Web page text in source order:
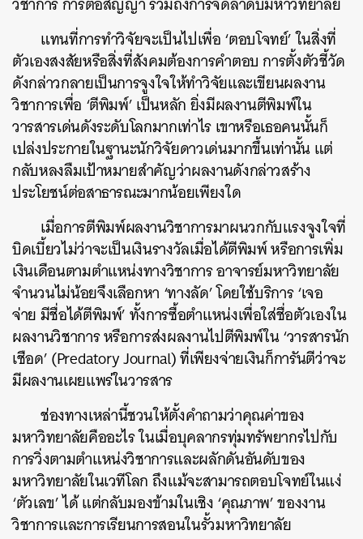
แทนที่การทำวิจัยจะเป็นไปเพื่อ ‘ตอบโจทย์’ ในสิ่งที่
ตัวเองสงสัยหรือสิ่งที่สังคมต้องการคำตอบ การตั้งตัวชี้วัด
ดังกล่าวกลายเป็นการจูงใจให้ทำวิจัยและเขียนผลงาน
วิชาการเพื่อ ‘ตีพิมพ์’ เป็นหลัก ยิ่งมีผลงานตีพิมพ์ใน
วารสารเด่นดังระดับโลกมากเท่าไร เขาหรือเธอคนนั้นก็
เปล่งประกายในฐานะนักวิจัยดาวเด่นมากขึ้นเท่านั้น แต่
กลับหลงลืมเป้าหมายสำคัญว่าผลงานดังกล่าวสร้าง
ประโยชน์ต่อสาธารณะมากน้อยเพียงใด
เมื่อการตีพิมพ์ผลงานวิชาการมาผนวกกับแรงจูงใจที่
บิดเบี้ยวไม่ว่าจะเป็นเงินรางวัลเมื่อได้ตีพิมพ์ หรือการเพิ่ม
เงินเดือนตามตำแหน่งทางวิชาการ อาจารย์มหาวิทยาลัย
จำนวนไม่น้อยจึงเลือกหา ‘ทางลัด’ โดยใช้บริการ ‘เจอ
จ่าย มีชื่อได้ตีพิมพ์’ ทั้งการซื้อตำแหน่งเพื่อใส่ชื่อตัวเองใน
ผลงานวิชาการ หรือการส่งผลงานไปตีพิมพ์ใน ‘วารสารนัก
เชือด’ (Predatory Journal) ที่เพียงจ่ายเงินก็การันตีว่าจะ
มีผลงานเผยแพร่ในวารสาร
ช่องทางเหล่านี้ชวนให้ตั้งคำถามว่าคุณค่าของ
มหาวิทยาลัยคืออะไร ในเมื่อบุคลากรทุ่มทรัพยากรไปกับ
การวิ่งตามตำแหน่งวิชาการและผลักดันอันดับของ
มหาวิทยาลัยในเวทีโลก ถึงแม้จะสามารถตอบโจทย์ในแง่
‘ตัวเลข’ ได้ แต่กลับมองข้ามในเชิง ‘คุณภาพ’ ของงาน
วิชาการและการเรียนการสอนในรั้วมหาวิทยาลัย